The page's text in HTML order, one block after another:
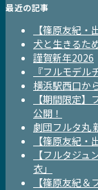
最近の記事
【篠原友紀・
犬と生きるた
謹賀新年2026
『フルモデ
横浜駅西口か
【期間限定
公開！
劇団フルタ丸
【篠原友紀・
【フルタジ
衣」
【篠原友紀＆